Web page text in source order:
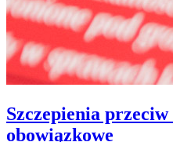
Szczepienia
obowiązkowe